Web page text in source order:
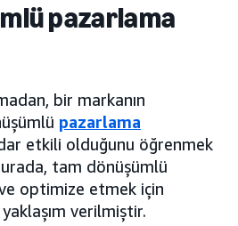
pazarlama
bir markanın
pazarlama
etkili olduğunu öğrenmek
tam dönüşümlü
optimize etmek için
verilmiştir.